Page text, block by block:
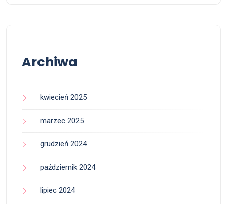
Archiwa
kwiecień 2025
marzec 2025
grudzień 2024
październik 2024
lipiec 2024